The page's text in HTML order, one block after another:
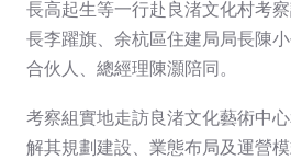
長高起生等一行赴良渚文化村考
長李躍旗、余杭區住建局局長陳
合伙人、總經理陳灝陪同。
考察組實地走訪良渚文化藝術中
解其規劃建設、業態布局及運營